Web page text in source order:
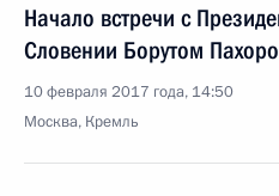
Начало встречи с
Словении Борутом
10 февраля 2017 года, 14:50
Москва, Кремль